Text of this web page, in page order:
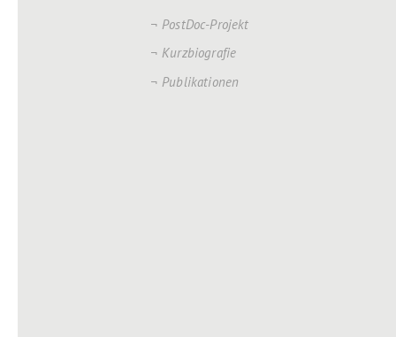
PostDoc-Projekt
Kurzbiografie
Publikationen